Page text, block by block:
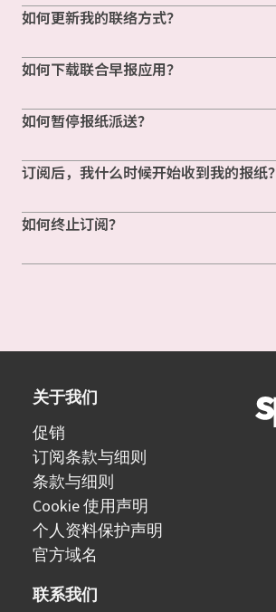
如何更新我的联络方式？
如何下载联合早报应用？
如何暂停报纸派送？
订阅后，我什么时候开始收到我的报纸？
如何终止订阅？
关于我们
促销
订阅条款与细则
条款与细则
Cookie 使用声明
个人资料保护声明
官方域名
联系我们